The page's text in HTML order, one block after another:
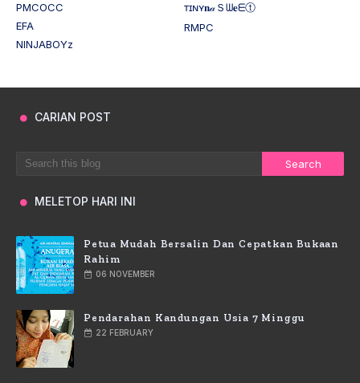
PMCOCC
ᴛɪɴʏ𝐧𝒶Ｓᗯ𝐞ᗴⓣ
EFA
RMPC
NINJABOYz
CARIAN POST
MELETOP HARI INI
Petua Mudah Bersalin Dan Cepatkan Bukaan
Rahim
06 NOVEMBER
Pendarahan Kandungan Usia 7 Minggu
22 FEBRUARY